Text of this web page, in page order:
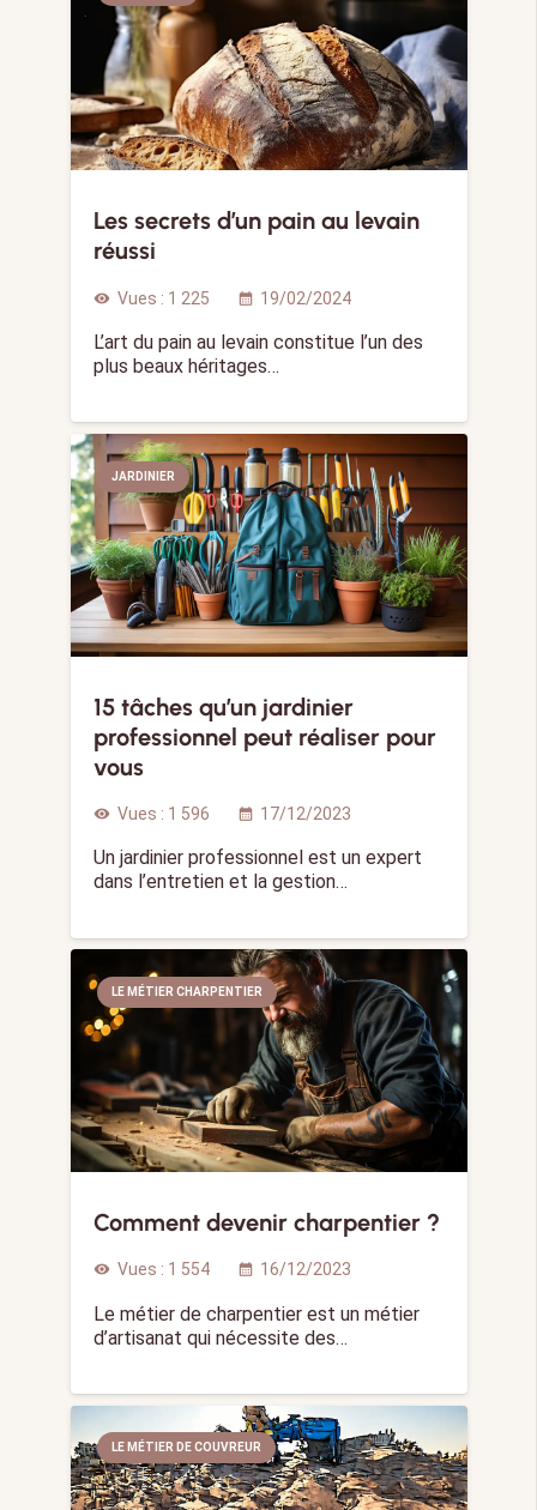
Les secrets d’un pain au levain
réussi
visibility Vues : 1 225 calendar_month 19/02/2024
L’art du pain au levain constitue l’un des
plus beaux héritages…
JARDINIER
15 tâches qu’un jardinier
professionnel peut réaliser pour
vous
visibility Vues : 1 596 calendar_month 17/12/2023
Un jardinier professionnel est un expert
dans l’entretien et la gestion…
LE MÉTIER CHARPENTIER
Comment devenir charpentier ?
visibility Vues : 1 554 calendar_month 16/12/2023
Le métier de charpentier est un métier
d’artisanat qui nécessite des…
LE MÉTIER DE COUVREUR